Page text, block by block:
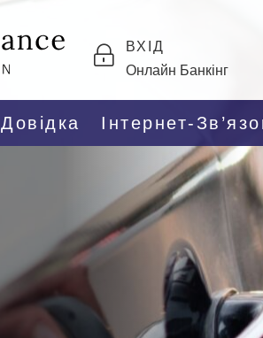
ВХІД
Онлайн Банкінг
Довідка Інтернет-